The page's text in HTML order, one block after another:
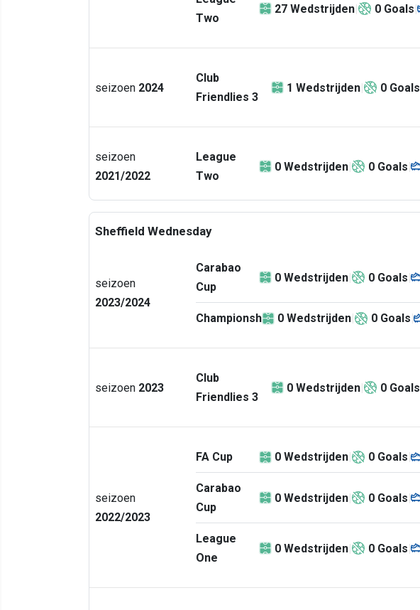
Two
27 Wedstrijden 0 Goals
seizoen 2024
Club
Friendlies 3
1 Wedstrijden 0 Goals
seizoen
2021/2022
League
Two
0 Wedstrijden 0 Goals
Sheffield Wednesday
seizoen
2023/2024
Carabao
Cup
0 Wedstrijden 0 Goals
Championship 0 Wedstrijden 0 Goals
seizoen 2023
Club
Friendlies 3
0 Wedstrijden 0 Goals
seizoen
2022/2023
FA Cup 0 Wedstrijden 0 Goals
Carabao
Cup
0 Wedstrijden 0 Goals
League
One
0 Wedstrijden 0 Goals